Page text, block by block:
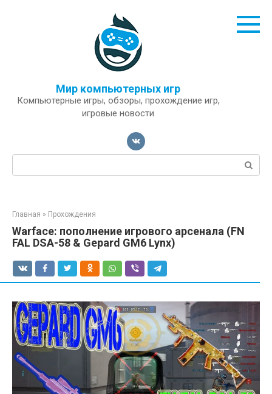
Мир компьютерных игр
Компьютерные игры, обзоры, прохождение игр,
игровые новости
Поиск:
Главная » Прохождения
Warface: пополнение игрового арсенала (FN
FAL DSA-58 & Gepard GM6 Lynx)